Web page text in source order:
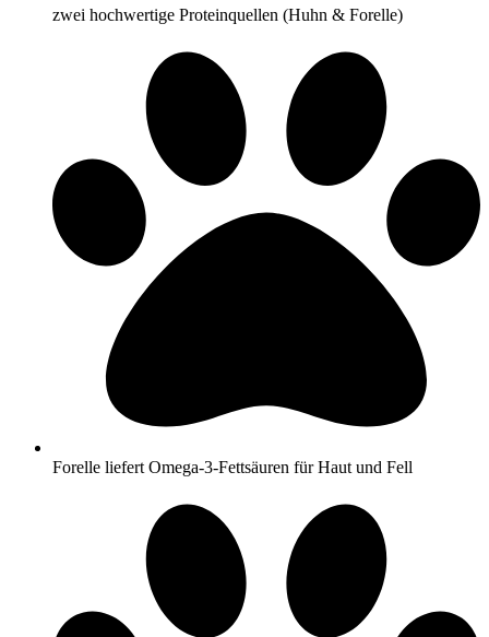
zwei hochwertige Proteinquellen (Huhn & Forelle)
Forelle liefert Omega-3-Fettsäuren für Haut und Fell